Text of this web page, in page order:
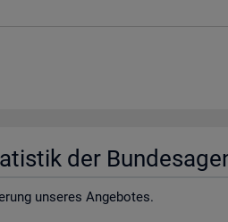
der
un­se­res An­ge­bo­tes.